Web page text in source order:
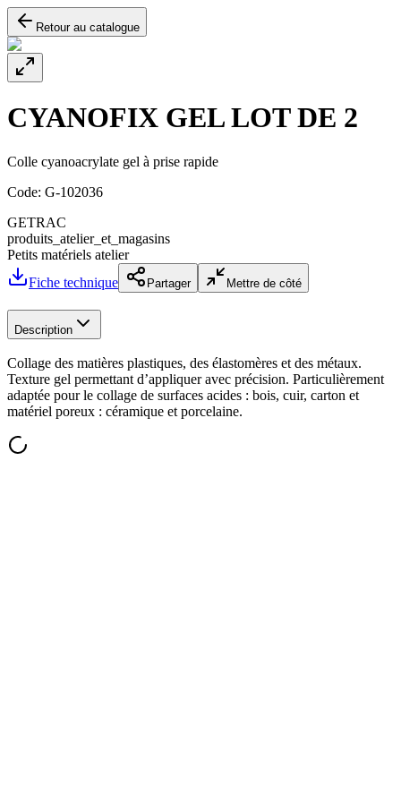
Retour au catalogue
CYANOFIX GEL LOT DE 2
Colle cyanoacrylate gel à prise rapide
Code: G-102036
GETRAC
produits_atelier_et_magasins
Petits matériels atelier
Fiche technique
Partager Mettre de côté
Description
Collage des matières plastiques, des élastomères et des métaux.
Texture gel permettant d’appliquer avec précision. Particulièrement
adaptée pour le collage de surfaces acides : bois, cuir, carton et
matériel poreux : céramique et porcelaine.